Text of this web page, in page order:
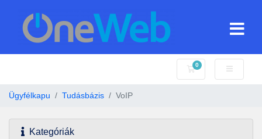
0
Bevásárlókosár
Ügyfélkapu Tudásbázis VoIP
Kategóriák